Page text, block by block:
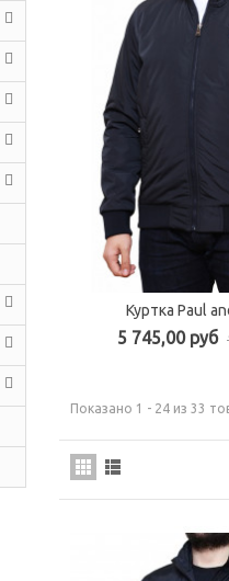
Куртка Paul
5 745,00 руб
Показано 1 - 24 из 33